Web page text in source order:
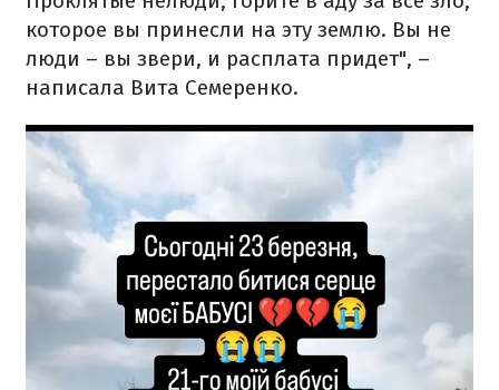
которое вы принесли на эту землю. Вы не
люди – вы звери, и расплата придет", –
написала Вита Семеренко.